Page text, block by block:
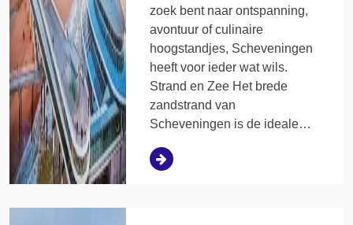
zoek bent naar ontspanning,
avontuur of culinaire
hoogstandjes, Scheveningen
heeft voor ieder wat wils.
Strand en Zee Het brede
zandstrand van
Scheveningen is de ideale…